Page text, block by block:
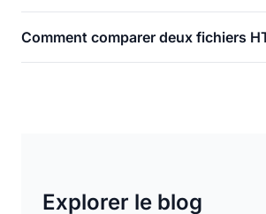
Comment comparer deux fichiers
Explorer le blog